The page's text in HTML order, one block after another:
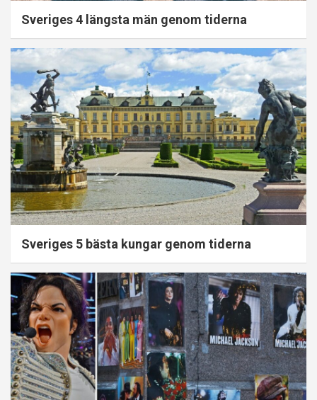
Sveriges 4 längsta män genom tiderna
Sveriges 5 bästa kungar genom tiderna